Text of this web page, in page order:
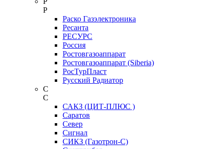
Р
Раско Газэлектроника
Ресанта
РЕСУРС
Россия
Ростовгазоаппарат
Ростовгазоаппарат (Siberia)
РосТурПласт
Русский Радиатор
С
С
САКЗ (ЦИТ-ПЛЮС )
Саратов
Север
Сигнал
СИКЗ (Газотрон-С)